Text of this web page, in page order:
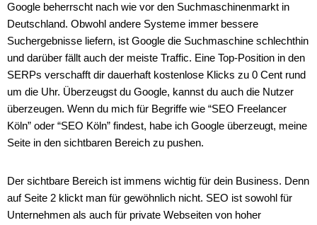
Google beherrscht nach wie vor den Suchmaschinenmarkt in
Deutschland. Obwohl andere Systeme immer bessere
Suchergebnisse liefern, ist Google die Suchmaschine schlechthin
und darüber fällt auch der meiste Traffic. Eine Top-Position in den
SERPs verschafft dir dauerhaft kostenlose Klicks zu 0 Cent rund
um die Uhr. Überzeugst du Google, kannst du auch die Nutzer
überzeugen. Wenn du mich für Begriffe wie “SEO Freelancer
Köln” oder “SEO Köln” findest, habe ich Google überzeugt, meine
Seite in den sichtbaren Bereich zu pushen.
Der sichtbare Bereich ist immens wichtig für dein Business. Denn
auf Seite 2 klickt man für gewöhnlich nicht. SEO ist sowohl für
Unternehmen als auch für private Webseiten von hoher